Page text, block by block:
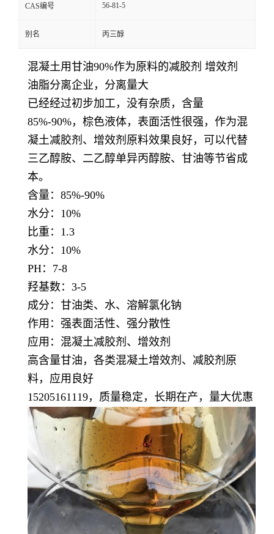
CAS编号 56-81-5
别名 丙三醇
混凝土用甘油90%作为原料的减胶剂 增效剂
油脂分离企业，分离量大
已经经过初步加工，没有杂质，含量
85%-90%，棕色液体，表面活性很强，作为混
凝土减胶剂、增效剂原料效果良好，可以代替
三乙醇胺、二乙醇单异丙醇胺、甘油等节省成
本。
含量：85%-90%
水分：10%
比重：1.3
水分：10%
PH：7-8
羟基数：3-5
成分：甘油类、水、溶解氯化钠
作用：强表面活性、强分散性
应用：混凝土减胶剂、增效剂
高含量甘油，各类混凝土增效剂、减胶剂原
料，应用良好
15205161119，质量稳定，长期在产，量大优惠